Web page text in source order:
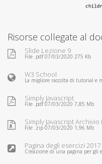
Risorse collegate al
Slide Lezione 9
File .pdf 07/03/2020 275 Kb
W3 School
La migliore raccolta di tutorial e
Simply Javascript
File .pdf 07/03/2020 7,85 Mb
Simply Javascript Archivio
File .zip 07/03/2020 1,96 Mb
Pagina degli esercizi
Creazione di una pagina per gli